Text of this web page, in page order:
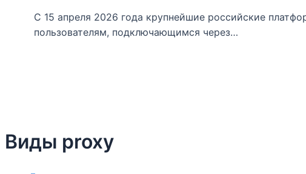
С 15 апреля 2026 года крупнейшие российские
пользователям, подключающимся через…
Виды proxy